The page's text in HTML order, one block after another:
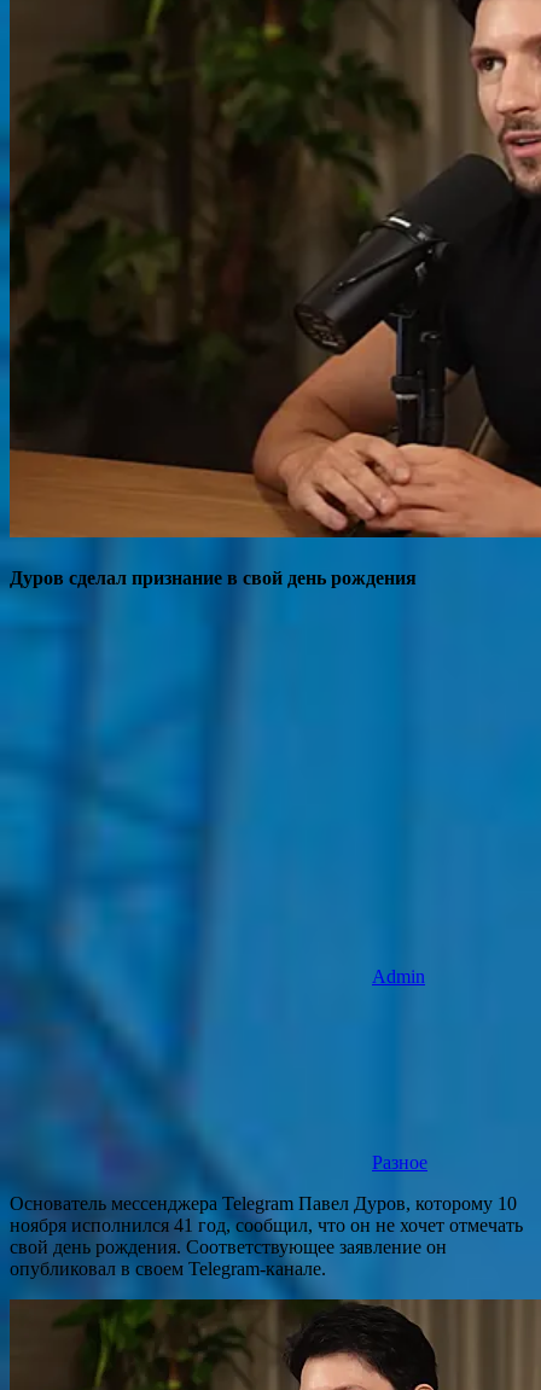
Дуров сделал признание в свой день рождения
Admin
Разное
Основатель мессенджера Telegram Павел Дуров, которому 10
ноября исполнился 41 год, сообщил, что он не хочет отмечать
свой день рождения. Соответствующее заявление он
опубликовал в своем Telegram-канале.